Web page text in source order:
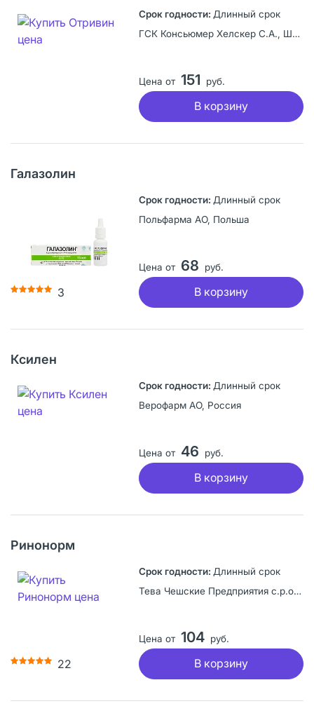
Длинный срок
ГСК Консьюмер Хелскер С.А., Швейцария
Цена от 151 руб.
В корзину
Галазолин
3
Длинный срок
Польфарма АО, Польша
Цена от 68 руб.
В корзину
Ксилен
Длинный срок
Верофарм АО, Россия
Цена от 46 руб.
В корзину
Ринонорм
22
Длинный срок
Тева Чешские Предприятия с.р.о., Чешская Республика
Цена от 104 руб.
В корзину